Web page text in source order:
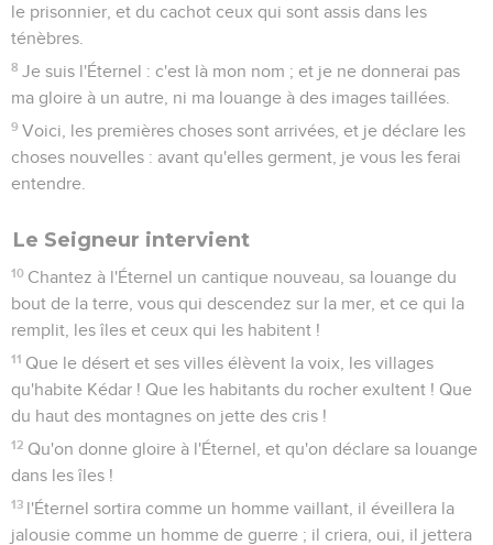
le prisonnier, et du cachot ceux qui sont assis dans les
ténèbres.
8 Je suis l'Éternel : c'est là mon nom ; et je ne donnerai pas
ma gloire à un autre, ni ma louange à des images taillées.
9 Voici, les premières choses sont arrivées, et je déclare les
choses nouvelles : avant qu'elles germent, je vous les ferai
entendre.
Le Seigneur intervient
10 Chantez à l'Éternel un cantique nouveau, sa louange du
bout de la terre, vous qui descendez sur la mer, et ce qui la
remplit, les îles et ceux qui les habitent !
11 Que le désert et ses villes élèvent la voix, les villages
qu'habite Kédar ! Que les habitants du rocher exultent ! Que
du haut des montagnes on jette des cris !
12 Qu'on donne gloire à l'Éternel, et qu'on déclare sa louange
dans les îles !
13 l'Éternel sortira comme un homme vaillant, il éveillera la
jalousie comme un homme de guerre ; il criera, oui, il jettera